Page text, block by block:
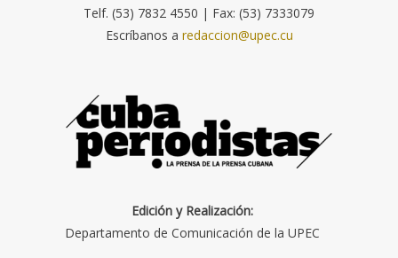
Telf. (53) 7832 4550 | Fax: (53) 7333079
Escríbanos a redaccion@upec.cu
Edición y Realización:
Departamento de Comunicación de la UPEC